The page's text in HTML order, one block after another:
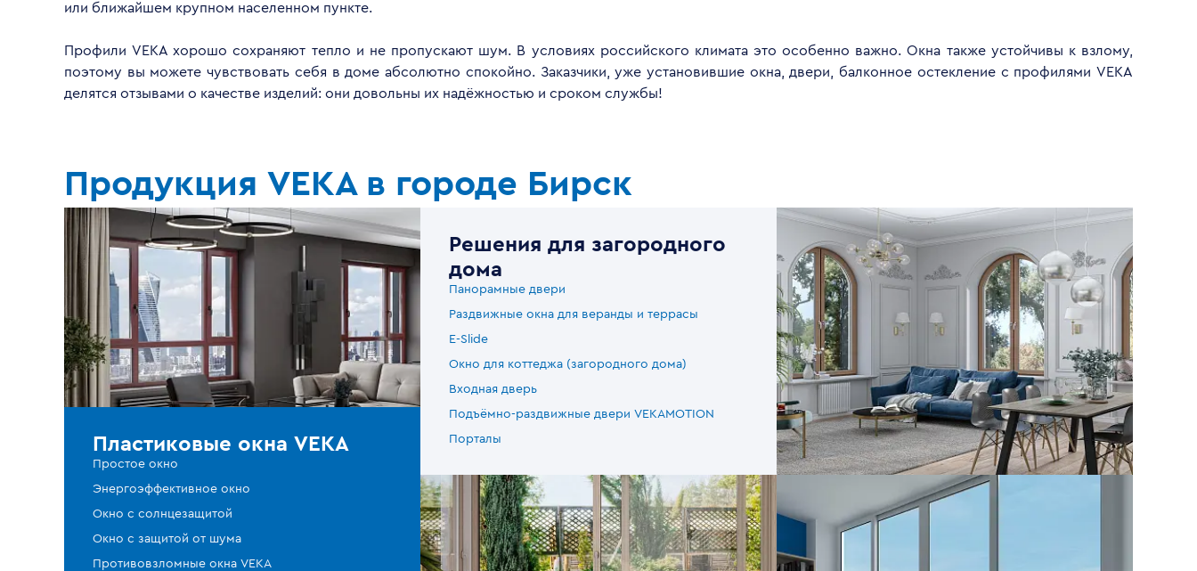
или ближайшем крупном населенном пункте.
Профили VEKA хорошо сохраняют тепло и не пропускают шум. В условиях российского климата это особенно важно. Окна также устойчивы к взлому,
поэтому вы можете чувствовать себя в доме абсолютно спокойно. Заказчики, уже установившие окна, двери, балконное остекление с профилями VEKA
делятся отзывами о качестве изделий: они довольны их надёжностью и сроком службы!
Продукция VEKA в городе Бирск
Пластиковые окна VEKA
Простое окно
Энергоэффективное окно
Окно с солнцезащитой
Окно с защитой от шума
Противовзломные окна VEKA
Решения для загородного
дома
Панорамные двери
Раздвижные окна для веранды и террасы
E-Slide
Окно для коттеджа (загородного дома)
Входная дверь
Подъёмно-раздвижные двери VEKAMOTION
Порталы